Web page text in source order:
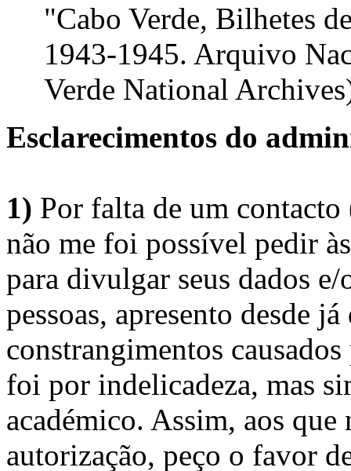
"Cabo Verde, Bilhetes
1943-1945. Arquivo
Verde National
Esclarecimentos do
1) Por falta de um
não me foi possível pedir
para divulgar seus dados
pessoas, apresento desde
constrangimentos
foi por indelicadeza, mas
académico. Assim, aos
autorização, peço o favor